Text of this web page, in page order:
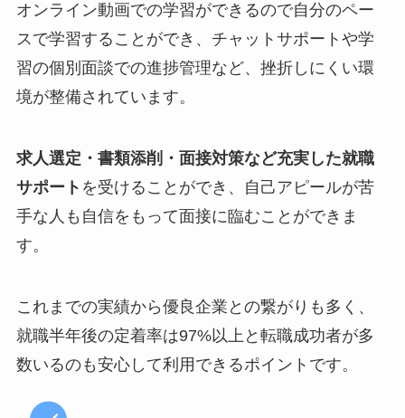
オンライン動画での学習ができるので自分のペー
スで学習することができ、チャットサポートや学
習の個別面談での進捗管理など、挫折しにくい環
境が整備されています。
求人選定・書類添削・面接対策など充実した就職
サポート を受けることができ、自己アピールが苦
手な人も自信をもって面接に臨むことができま
す。
これまでの実績から優良企業との繋がりも多く、
就職半年後の定着率は97%以上と転職成功者が多
数いるのも安心して利用できるポイントです。